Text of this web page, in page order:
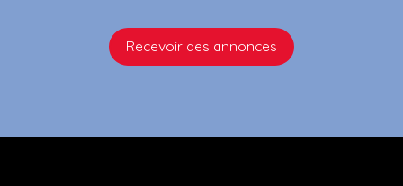
Recevoir des annonces